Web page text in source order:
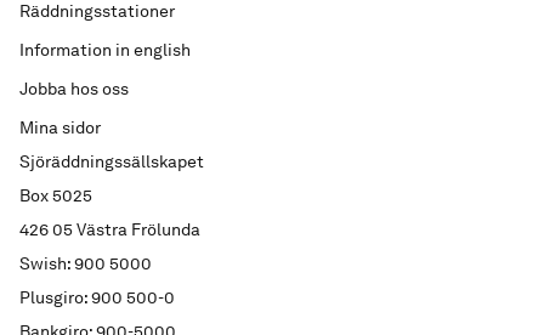
Sjöräddningssällskapet
Box 5025
426 05 Västra Frölunda
Swish: 900 5000
Plusgiro: 900 500-0
Räddningsstationer
Information in english
Jobba hos oss
Mina sidor